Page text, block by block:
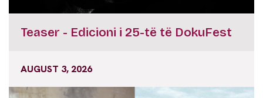
Teaser - Edicioni i 25-të të DokuFest
AUGUST 3, 2026